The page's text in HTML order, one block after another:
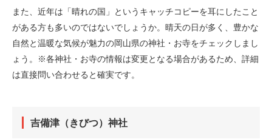
また、近年は「晴れの国」というキャッチコピーを耳にしたこと
がある方も多いのではないでしょうか。晴天の日が多く、豊かな
自然と温暖な気候が魅力の岡山県の神社・お寺をチェックしまし
ょう。※各神社・お寺の情報は変更となる場合があるため、詳細
は直接問い合わせると確実です。
吉備津（きびつ）神社